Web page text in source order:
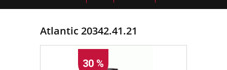
Atlantic 20342.41.21
30 %